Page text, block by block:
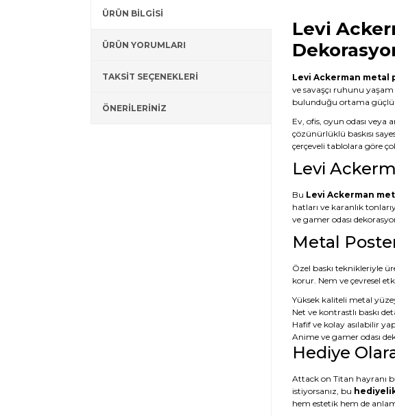
ÜRÜN BİLGİSİ
ÜRÜN YORUMLARI
TAKSİT SEÇENEKLERİ
ÖNERİLERİNİZ
Levi
Levi Ackerman metal
ve savaşçı ruhunu
bulunduğu ortama güçlü
Ev, ofis, oyun odası
çözünürlüklü baskısı
çerçeveli tablolara göre
Levi
Bu Levi Ackerman
hatları ve karanlık
ve gamer odası
Metal
Özel baskı teknikleriyle
korur. Nem ve çevresel
Yüksek kaliteli metal
Net ve kontrastlı baskı
Hafif ve kolay asılabilir
Anime ve gamer odası
Hediye
Attack on Titan hayranı
istiyorsanız, bu
hem estetik hem de